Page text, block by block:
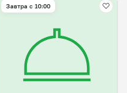
Завтра c 10:00